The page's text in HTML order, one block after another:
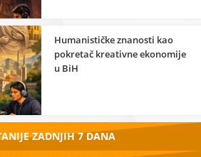
Humanističke znanosti kao
pokretač kreativne ekonomije
u BiH
ZADNJIH 7 DANA